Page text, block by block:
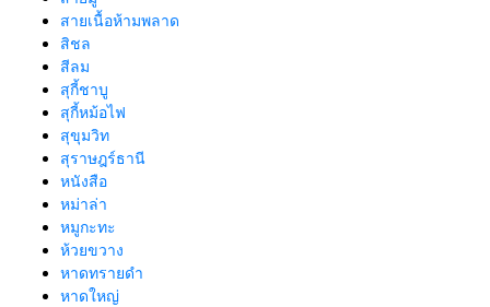
สายเนื้อห้ามพลาด
สิชล
สีลม
สุกี้ชาบู
สุกี้หม้อไฟ
สุขุมวิท
สุราษฎร์ธานี
หนังสือ
หม่าล่า
หมูกะทะ
ห้วยขวาง
หาดทรายดำ
หาดใหญ่